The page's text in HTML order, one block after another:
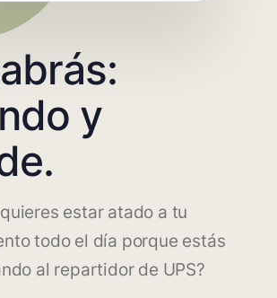
y
estar atado a tu
todo el día porque estás
al repartidor de UPS?